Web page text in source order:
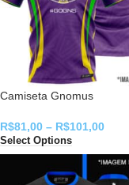
Camiseta Gnomus
R$81,00 – R$101,00
Select Options